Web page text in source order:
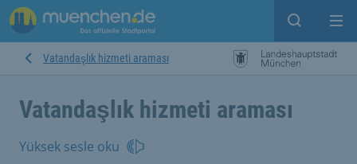
Open
Vatandaşlık hizmeti araması
Vatandaşlık hizmeti araması
Yüksek sesle oku